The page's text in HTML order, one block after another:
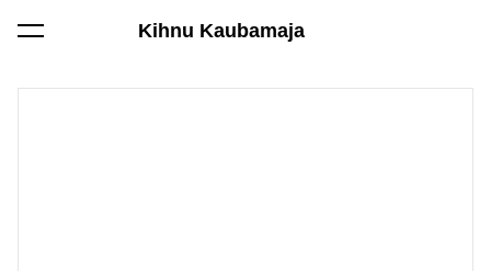
Kihnu Kaubamaja
lisati ostukorvi. Vaata ostukorvi